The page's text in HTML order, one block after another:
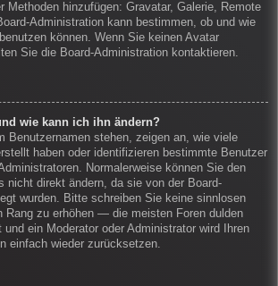
Methoden hinzufügen: Gravatar, Galerie, Remote
Administration kann bestimmen, ob und wie
können. Wenn Sie keinen Avatar
Sie die Board-Administration kontaktieren.
wie kann ich ihn ändern?
Benutzernamen stehen, zeigen an, wie viele
haben oder identifizieren bestimmte Benutzer
Normalerweise können Sie den
nicht direkt ändern, da sie von der Board-
wurden. Bitte schreiben Sie keine sinnlosen
Rang zu erhöhen — die meisten Foren dulden
ein Moderator oder Administrator wird Ihren
einfach wieder zurücksetzen.